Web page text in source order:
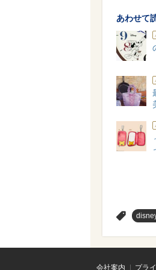
あわせて
会社案内 プラ